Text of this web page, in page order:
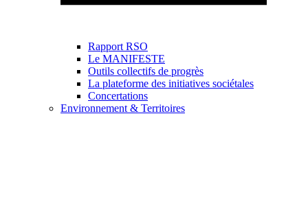
Rapport RSO
Le MANIFESTE
Outils collectifs de progrès
La plateforme des initiatives sociétales
Concertations
Environnement & Territoires